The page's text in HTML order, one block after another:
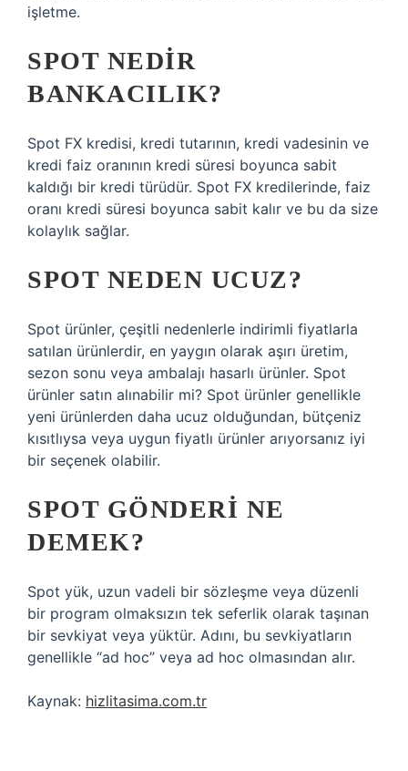
işletme.
SPOT NEDIR
BANKACILIK?
Spot FX kredisi, kredi tutarının, kredi vadesinin ve
kredi faiz oranının kredi süresi boyunca sabit
kaldığı bir kredi türüdür. Spot FX kredilerinde, faiz
oranı kredi süresi boyunca sabit kalır ve bu da size
kolaylık sağlar.
SPOT NEDEN UCUZ?
Spot ürünler, çeşitli nedenlerle indirimli fiyatlarla
satılan ürünlerdir, en yaygın olarak aşırı üretim,
sezon sonu veya ambalajı hasarlı ürünler. Spot
ürünler satın alınabilir mi? Spot ürünler genellikle
yeni ürünlerden daha ucuz olduğundan, bütçeniz
kısıtlıysa veya uygun fiyatlı ürünler arıyorsanız iyi
bir seçenek olabilir.
SPOT GÖNDERI NE
DEMEK?
Spot yük, uzun vadeli bir sözleşme veya düzenli
bir program olmaksızın tek seferlik olarak taşınan
bir sevkiyat veya yüktür. Adını, bu sevkiyatların
genellikle “ad hoc” veya ad hoc olmasından alır.
Kaynak: hizlitasima.com.tr